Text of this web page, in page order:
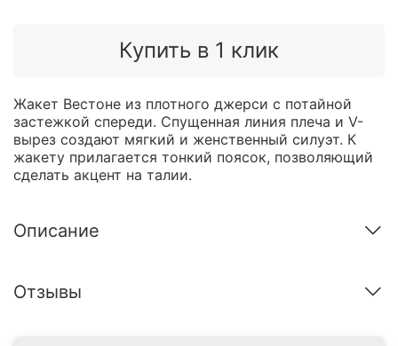
Купить в 1 клик
Жакет Вестоне из плотного джерси с потайной
застежкой спереди. Спущенная линия плеча и V-
вырез создают мягкий и женственный силуэт. К
жакету прилагается тонкий поясок, позволяющий
сделать акцент на талии.
Описание
Отзывы